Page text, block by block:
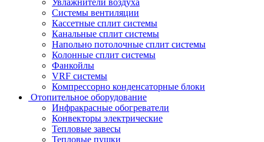
Увлажнители воздуха
Системы вентиляции
Кассетные сплит системы
Канальные сплит системы
Напольно потолочные сплит системы
Колонные сплит системы
Фанкойлы
VRF системы
Компрессорно конденсаторные блоки
Отопительное оборудование
Инфракрасные обогреватели
Конвекторы электрические
Тепловые завесы
Тепловые пушки